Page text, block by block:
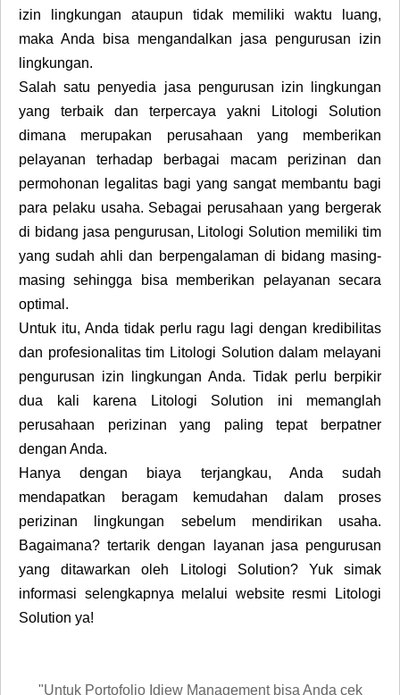
izin lingkungan ataupun tidak memiliki waktu luang,
maka Anda bisa mengandalkan jasa pengurusan izin
lingkungan.
Salah satu penyedia jasa pengurusan izin lingkungan
yang terbaik dan terpercaya yakni Litologi Solution
dimana merupakan perusahaan yang memberikan
pelayanan terhadap berbagai macam perizinan dan
permohonan legalitas bagi yang sangat membantu bagi
para pelaku usaha. Sebagai perusahaan yang bergerak
di bidang jasa pengurusan, Litologi Solution memiliki tim
yang sudah ahli dan berpengalaman di bidang masing-
masing sehingga bisa memberikan pelayanan secara
optimal.
Untuk itu, Anda tidak perlu ragu lagi dengan kredibilitas
dan profesionalitas tim Litologi Solution dalam melayani
pengurusan izin lingkungan Anda. Tidak perlu berpikir
dua kali karena Litologi Solution ini memanglah
perusahaan perizinan yang paling tepat berpatner
dengan Anda.
Hanya dengan biaya terjangkau, Anda sudah
mendapatkan beragam kemudahan dalam proses
perizinan lingkungan sebelum mendirikan usaha.
Bagaimana? tertarik dengan layanan jasa pengurusan
yang ditawarkan oleh Litologi Solution? Yuk simak
informasi selengkapnya melalui website resmi Litologi
Solution ya!
"Untuk Portofolio Idiew Management bisa Anda cek